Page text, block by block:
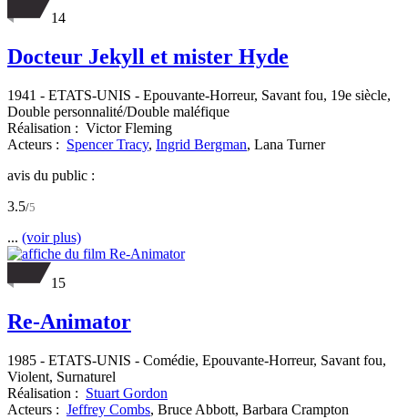
14
Docteur Jekyll et mister Hyde
1941 - ETATS-UNIS - Epouvante-Horreur, Savant fou, 19e siècle,
Double personnalité/Double maléfique
Réalisation : Victor Fleming
Acteurs : Spencer Tracy, Ingrid Bergman, Lana Turner
avis du public :
3.5/5
... (voir plus)
15
Re-Animator
1985 - ETATS-UNIS - Comédie, Epouvante-Horreur, Savant fou,
Violent, Surnaturel
Réalisation : Stuart Gordon
Acteurs : Jeffrey Combs, Bruce Abbott, Barbara Crampton